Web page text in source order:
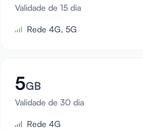
Validade de 15 dia
Rede 4G, 5G
5GB
Validade de 30 dia
Rede 4G